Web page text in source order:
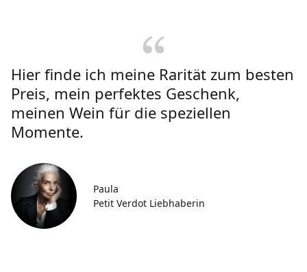
Hier finde ich meine Rarität zum besten
Preis, mein perfektes Geschenk,
meinen Wein für die speziellen
Momente.
Paula
Petit Verdot Liebhaberin